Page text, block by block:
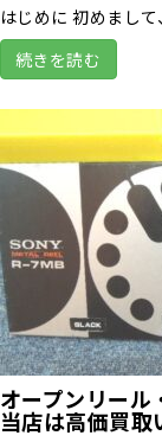
はじめに 初めまし
続きを読む
オープンリール
当店は高価買取